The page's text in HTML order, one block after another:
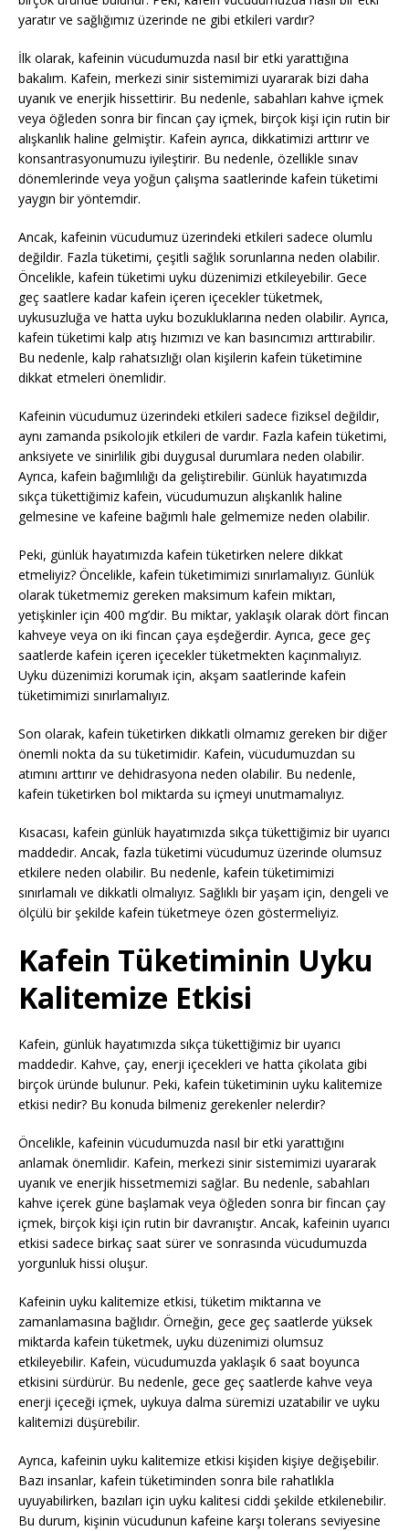
yaratır ve sağlığımız üzerinde ne gibi etkileri vardır?
İlk olarak, kafeinin vücudumuzda nasıl bir etki yarattığına
bakalım. Kafein, merkezi sinir sistemimizi uyararak bizi daha
uyanık ve enerjik hissettirir. Bu nedenle, sabahları kahve içmek
veya öğleden sonra bir fincan çay içmek, birçok kişi için rutin bir
alışkanlık haline gelmiştir. Kafein ayrıca, dikkatimizi arttırır ve
konsantrasyonumuzu iyileştirir. Bu nedenle, özellikle sınav
dönemlerinde veya yoğun çalışma saatlerinde kafein tüketimi
yaygın bir yöntemdir.
Ancak, kafeinin vücudumuz üzerindeki etkileri sadece olumlu
değildir. Fazla tüketimi, çeşitli sağlık sorunlarına neden olabilir.
Öncelikle, kafein tüketimi uyku düzenimizi etkileyebilir. Gece
geç saatlere kadar kafein içeren içecekler tüketmek,
uykusuzluğa ve hatta uyku bozukluklarına neden olabilir. Ayrıca,
kafein tüketimi kalp atış hızımızı ve kan basıncımızı arttırabilir.
Bu nedenle, kalp rahatsızlığı olan kişilerin kafein tüketimine
dikkat etmeleri önemlidir.
Kafeinin vücudumuz üzerindeki etkileri sadece fiziksel değildir,
aynı zamanda psikolojik etkileri de vardır. Fazla kafein tüketimi,
anksiyete ve sinirlilik gibi duygusal durumlara neden olabilir.
Ayrıca, kafein bağımlılığı da geliştirebilir. Günlük hayatımızda
sıkça tükettiğimiz kafein, vücudumuzun alışkanlık haline
gelmesine ve kafeine bağımlı hale gelmemize neden olabilir.
Peki, günlük hayatımızda kafein tüketirken nelere dikkat
etmeliyiz? Öncelikle, kafein tüketimimizi sınırlamalıyız. Günlük
olarak tüketmemiz gereken maksimum kafein miktarı,
yetişkinler için 400 mg’dir. Bu miktar, yaklaşık olarak dört fincan
kahveye veya on iki fincan çaya eşdeğerdir. Ayrıca, gece geç
saatlerde kafein içeren içecekler tüketmekten kaçınmalıyız.
Uyku düzenimizi korumak için, akşam saatlerinde kafein
tüketimimizi sınırlamalıyız.
Son olarak, kafein tüketirken dikkatli olmamız gereken bir diğer
önemli nokta da su tüketimidir. Kafein, vücudumuzdan su
atımını arttırır ve dehidrasyona neden olabilir. Bu nedenle,
kafein tüketirken bol miktarda su içmeyi unutmamalıyız.
Kısacası, kafein günlük hayatımızda sıkça tükettiğimiz bir uyarıcı
maddedir. Ancak, fazla tüketimi vücudumuz üzerinde olumsuz
etkilere neden olabilir. Bu nedenle, kafein tüketimimizi
sınırlamalı ve dikkatli olmalıyız. Sağlıklı bir yaşam için, dengeli ve
ölçülü bir şekilde kafein tüketmeye özen göstermeliyiz.
Kafein Tüketiminin Uyku
Kalitemize Etkisi
Kafein, günlük hayatımızda sıkça tükettiğimiz bir uyarıcı
maddedir. Kahve, çay, enerji içecekleri ve hatta çikolata gibi
birçok üründe bulunur. Peki, kafein tüketiminin uyku kalitemize
etkisi nedir? Bu konuda bilmeniz gerekenler nelerdir?
Öncelikle, kafeinin vücudumuzda nasıl bir etki yarattığını
anlamak önemlidir. Kafein, merkezi sinir sistemimizi uyararak
uyanık ve enerjik hissetmemizi sağlar. Bu nedenle, sabahları
kahve içerek güne başlamak veya öğleden sonra bir fincan çay
içmek, birçok kişi için rutin bir davranıştır. Ancak, kafeinin uyarıcı
etkisi sadece birkaç saat sürer ve sonrasında vücudumuzda
yorgunluk hissi oluşur.
Kafeinin uyku kalitemize etkisi, tüketim miktarına ve
zamanlamasına bağlıdır. Örneğin, gece geç saatlerde yüksek
miktarda kafein tüketmek, uyku düzenimizi olumsuz
etkileyebilir. Kafein, vücudumuzda yaklaşık 6 saat boyunca
etkisini sürdürür. Bu nedenle, gece geç saatlerde kahve veya
enerji içeceği içmek, uykuya dalma süremizi uzatabilir ve uyku
kalitemizi düşürebilir.
Ayrıca, kafeinin uyku kalitemize etkisi kişiden kişiye değişebilir.
Bazı insanlar, kafein tüketiminden sonra bile rahatlıkla
uyuyabilirken, bazıları için uyku kalitesi ciddi şekilde etkilenebilir.
Bu durum, kişinin vücudunun kafeine karşı tolerans seviyesine